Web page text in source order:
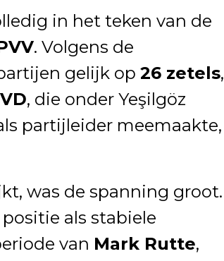
in het teken van de
. Volgens de
gelijk op 26 zetels,
, die onder Yeşilgöz
partijleider meemaakte,
was de spanning groot.
als stabiele
van Mark Rutte,